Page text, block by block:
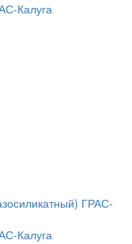
Калуга
Калуга